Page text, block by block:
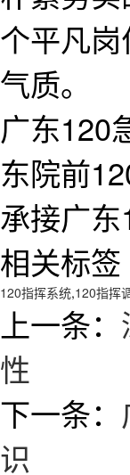
个平凡
气质。
广东120
东院前
承接广
相关标签
120指挥系统,120指挥
上一条：
性
下一条：
识